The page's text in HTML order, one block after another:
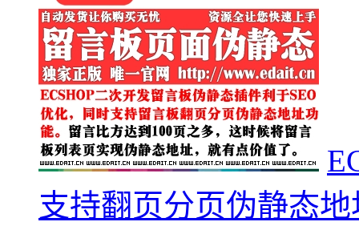
支持翻页分页伪静态